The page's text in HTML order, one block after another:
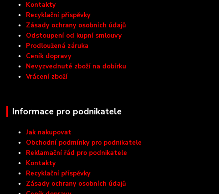
Kontakty
Recyklační příspěvky
Zásady ochrany osobních údajů
Odstoupení od kupní smlouvy
Prodloužená záruka
Ceník dopravy
Nevyzvednuté zboží na dobírku
Vrácení zboží
Informace pro podnikatele
Jak nakupovat
Obchodní podmínky pro podnikatele
Reklamační řád pro podnikatele
Kontakty
Recyklační příspěvky
Zásady ochrany osobních údajů